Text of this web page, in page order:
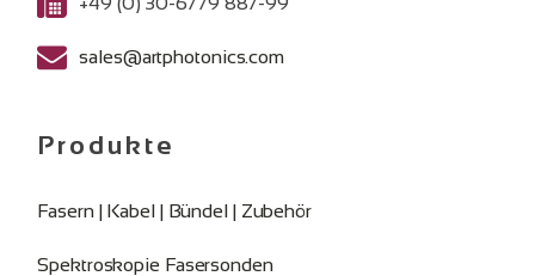
sales@artphotonics.com
Produkte
Fasern | Kabel | Bündel | Zubehör
Spektroskopie Fasersonden